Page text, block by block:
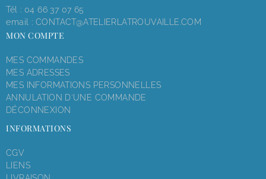
Tél : 04 66 37 07 65
email : CONTACT@ATELIERLATROUVAILLE.COM
MON COMPTE
MES COMMANDES
MES ADRESSES
MES INFORMATIONS PERSONNELLES
ANNULATION D'UNE COMMANDE
DÉCONNEXION
INFORMATIONS
CGV
LIENS